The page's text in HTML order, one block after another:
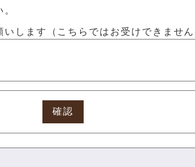
いします（こちらではお受けできませ
確認